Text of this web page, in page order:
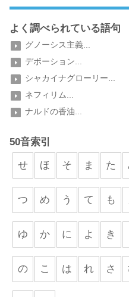
よく調べられている語句
グノーシス主義...
デボーション...
シャカイナグローリー...
ネフィリム...
ナルドの香油...
50音索引
せ ほ そ ま た
つ め う て も
ゆ か に よ き
の こ は れ さ